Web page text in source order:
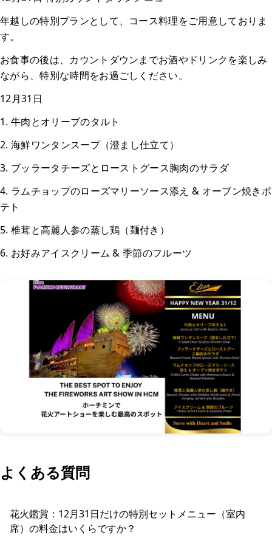
年越しの特別プランとして、コース料理をご用意しておりま
す。
お食事の後は、カウントダウンまでお酒やドリンクを楽しみ
ながら、特別な時間をお過ごしください。
12月31日
1. 牛肉とオリーブのタルト
2. 海鮮ワンタンスープ（澄まし仕立て）
3. ブッラータチーズとローストグース胸肉のサラダ
4. ラムチョップのローズマリーソース添え & オーブン焼きポ
テト
5. 椎茸と高麗人参の蒸し鶏（麺付き）
6. お好みアイスクリーム & 季節のフルーツ
よくある質問
花火鑑賞：12月31日だけの特別セットメニュー（室内
席）の料金はいくらですか？